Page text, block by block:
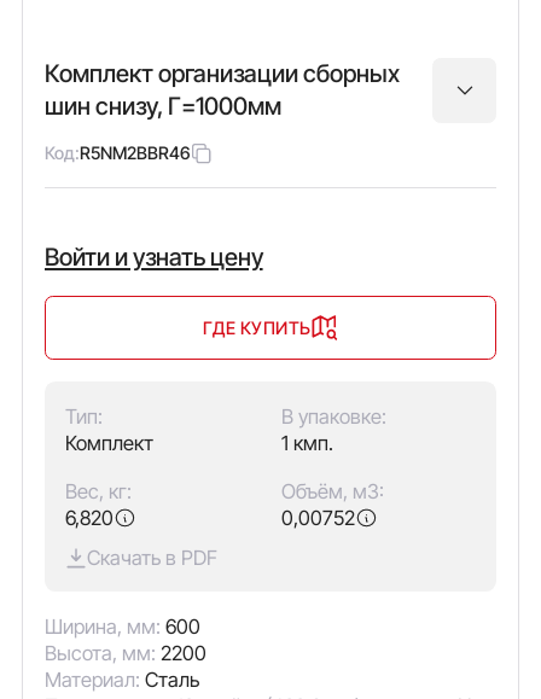
Комплект организации сборных
шин снизу, Г=1000мм
Код:R5NM2BBR46
Войти и узнать цену
ГДЕ КУПИТЬ
Тип:
Комплект
В упаковке:
1 кмп.
Вес, кг:
6,820
Объём, м3:
0,00752
Скачать в PDF
Ширина, мм: 600
Высота, мм: 2200
Материал: Сталь